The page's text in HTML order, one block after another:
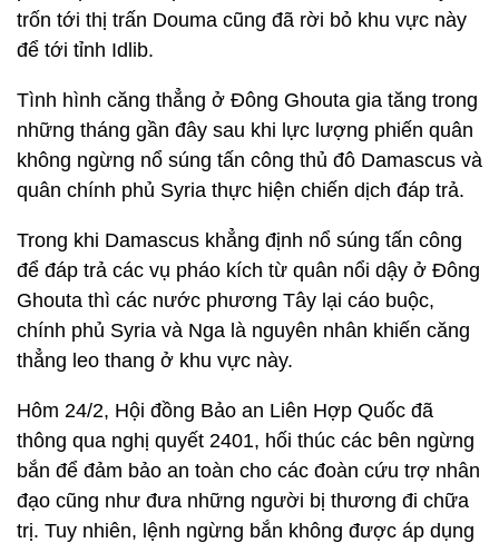
trốn tới thị trấn Douma cũng đã rời bỏ khu vực này
để tới tỉnh Idlib.
Tình hình căng thẳng ở Đông Ghouta gia tăng trong
những tháng gần đây sau khi lực lượng phiến quân
không ngừng nổ súng tấn công thủ đô Damascus và
quân chính phủ Syria thực hiện chiến dịch đáp trả.
Trong khi Damascus khẳng định nổ súng tấn công
để đáp trả các vụ pháo kích từ quân nổi dậy ở Đông
Ghouta thì các nước phương Tây lại cáo buộc,
chính phủ Syria và Nga là nguyên nhân khiến căng
thẳng leo thang ở khu vực này.
Hôm 24/2, Hội đồng Bảo an Liên Hợp Quốc đã
thông qua nghị quyết 2401, hối thúc các bên ngừng
bắn để đảm bảo an toàn cho các đoàn cứu trợ nhân
đạo cũng như đưa những người bị thương đi chữa
trị. Tuy nhiên, lệnh ngừng bắn không được áp dụng